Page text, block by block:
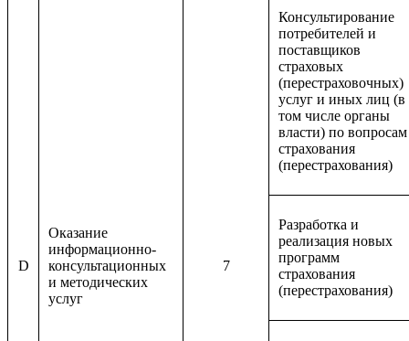
D
Оказание
информационно-
консультационных
и методических
услуг
7
Консультирование
потребителей и
поставщиков
страховых
(перестраховочных)
услуг и иных лиц (в
том числе органы
власти) по вопросам
страхования
(перестрахования)
Разработка и
реализация новых
программ
страхования
(перестрахования)